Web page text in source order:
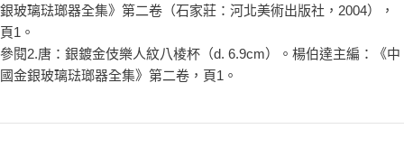
銀玻璃琺瑯器全集》第二卷（石家莊：河北美術出版社，2004），
頁1。
參閱2.唐：銀鍍金伎樂人紋八棱杯（d. 6.9cm）。楊伯達主編：《中
國金銀玻璃琺瑯器全集》第二卷，頁1。